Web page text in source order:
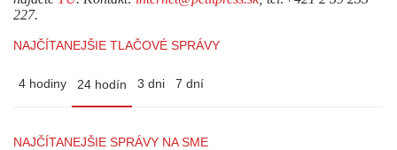
227.
NAJČÍTANEJŠIE TLAČOVÉ SPRÁVY
4 hodiny 24 hodín 3 dni 7 dní
NAJČÍTANEJŠIE SPRÁVY NA SME